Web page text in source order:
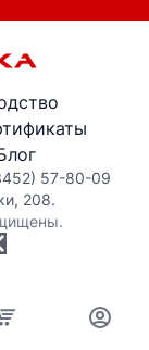
57-80-09
208.